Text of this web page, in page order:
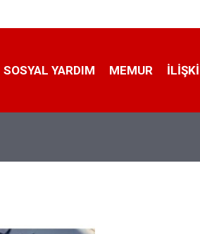
SOSYAL YARDIM MEMUR
Kanseri Riskini Azaltıyor